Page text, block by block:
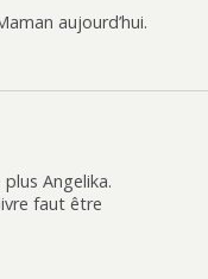
aujourd’hui.
Angelika.
faut être